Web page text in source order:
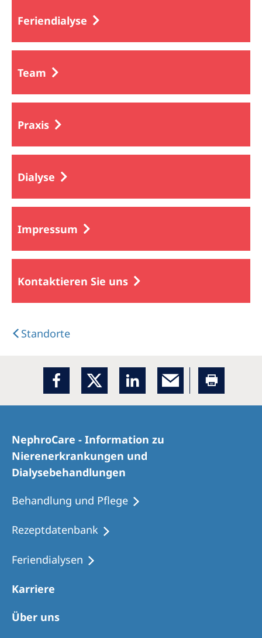
Feriendialyse
Team
Praxis
Dialyse
Impressum
Kontaktieren Sie uns
Standorte
NephroCare - Information zu
Nierenerkrankungen und
Dialysebehandlungen
Behandlung und Pflege
Rezeptdatenbank
Feriendialysen
Karriere
Über uns